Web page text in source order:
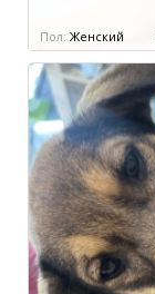
Пол: Женский